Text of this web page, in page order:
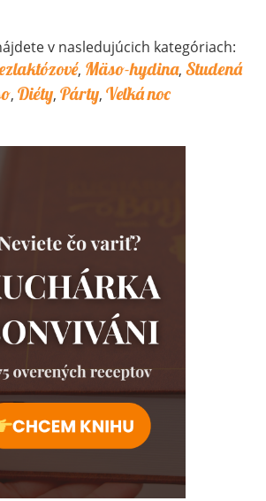
v nasledujúcich kategóriach:
, Mäso-hydina, Studená
, Diéty, Párty, Veľká noc